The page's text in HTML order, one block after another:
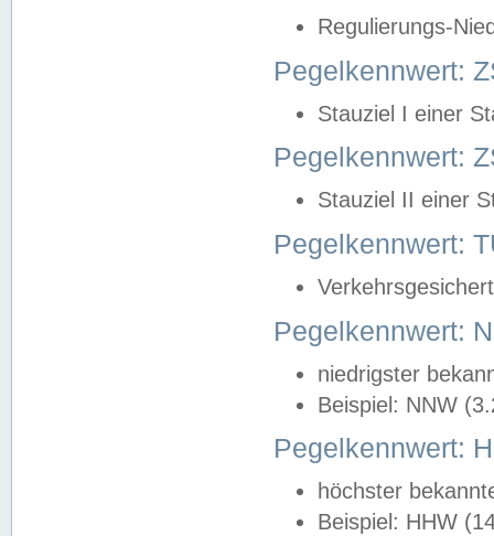
Regulierungs-
Pegelkennwert:
Stauziel I einer
Pegelkennwert:
Stauziel II einer
Pegelkennwert:
Pegelkennwert:
niedrigster
Beispiel: NNW
Pegelkennwert:
höchster
Beispiel: HHW